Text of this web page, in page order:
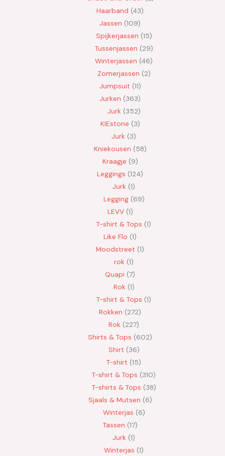
Haarband 43
Jassen 109
Spijkerjassen 15
Tussenjassen 29
Winterjassen 46
Zomerjassen 2
Jumpsuit 11
Jurken 363
Jurk 352
KIEstone 3
Jurk 3
Kniekousen 58
Kraagje 9
Leggings 124
Jurk 1
Legging 69
LEVV 1
T-shirt & Tops 1
Like Flo 1
Moodstreet 1
rok 1
Quapi 7
Rok 1
T-shirt & Tops 1
Rokken 272
Rok 227
Shirts & Tops 602
Shirt 36
T-shirt 15
T-shirt & Tops 310
T-shirts & Tops 38
Sjaals & Mutsen 6
Winterjas 6
Tassen 17
Jurk 1
Winterjas 1